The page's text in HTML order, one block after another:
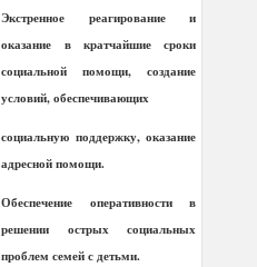
Экстренное реагирование и
оказание в кратчайшие сроки
социальной помощи, создание
условий, обеспечивающих
социальную поддержку, оказание
адресной помощи.
Обеспечение оперативности в
решении острых социальных
проблем семей с детьми.